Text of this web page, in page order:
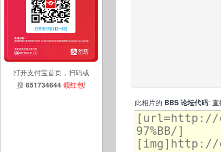
打开支付宝首页，扫码或
搜 651734644 领红包!
此相片的 BBS 论坛代码: 直